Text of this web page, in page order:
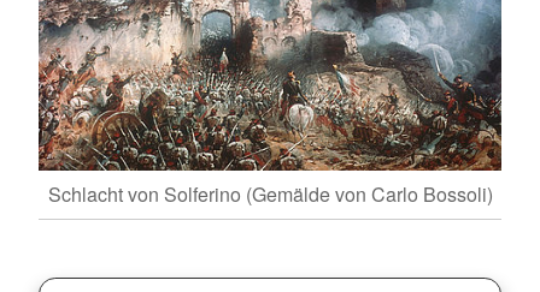
Schlacht von Solferino (Gemälde von Carlo Bossoli)